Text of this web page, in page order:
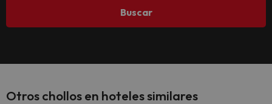
Buscar
Otros chollos en hoteles similares